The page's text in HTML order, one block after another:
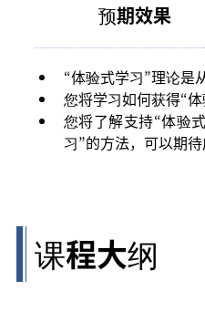
预期效果
“体验式学习”理论是
您将学习如何获得“
您将了解支持“体验
习”的方法，可以期
课程大纲